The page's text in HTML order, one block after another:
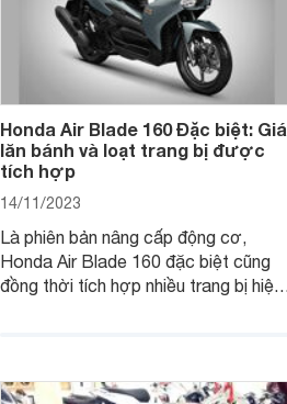
Honda Air Blade 160 Đặc biệt: Giá
lăn bánh và loạt trang bị được
tích hợp
14/11/2023
Là phiên bản nâng cấp động cơ,
Honda Air Blade 160 đặc biệt cũng
đồng thời tích hợp nhiều trang bị hiện